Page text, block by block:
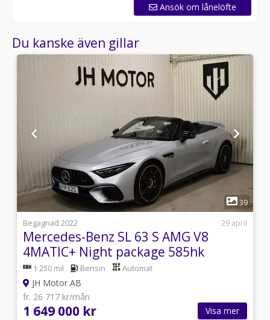
Ansök om lånelöfte
Du kanske även gillar
1
39
Begagnad 2022
29 april
Mercedes-Benz SL 63 S AMG V8
4MATIC+ Night package 585hk
1 250 mil Bensin Automat
JH Motor AB
fr. 26 717 kr/mån
1 649 000 kr Visa mer